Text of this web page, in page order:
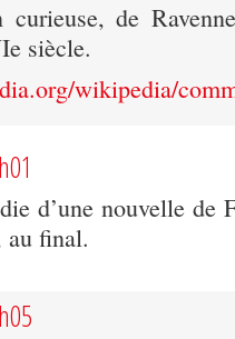
de
siècle.
wikipedia/
d’une nouvelle de
au final.